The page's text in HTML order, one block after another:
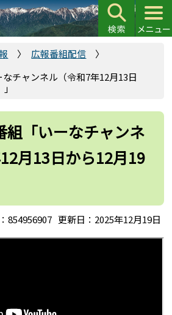
広報番組配信
チャンネル（令和7年12月13日
組「いーなチャンネ
月13日から12月19
854956907 更新日：2025年12月19日